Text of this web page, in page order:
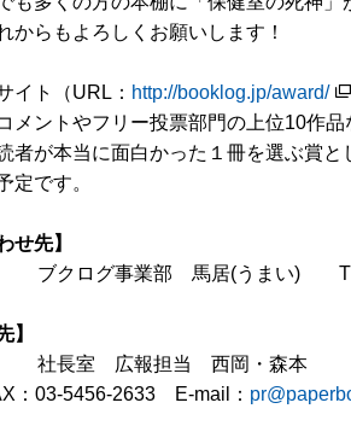
からもよろしくお願いします！
イト（URL： http://booklog.jp/award/
メントやフリー投票部門の上位10作品
が本当に面白かった１冊を選ぶ賞と
定です。
せ先】
ブクログ事業部 馬居(うまい)
】
社長室 広報担当 西岡・森本
：03-5456-2633 E-mail：